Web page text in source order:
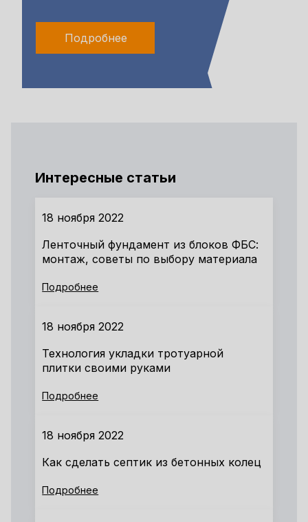
Подробнее
Интересные статьи
18 ноября 2022
Ленточный фундамент из блоков ФБС:
монтаж, советы по выбору материала
Подробнее
18 ноября 2022
Технология укладки тротуарной
плитки своими руками
Подробнее
18 ноября 2022
Как сделать септик из бетонных колец
Подробнее